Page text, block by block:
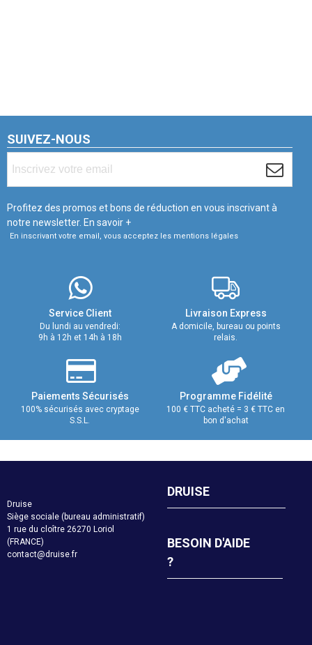
SUIVEZ-NOUS
Profitez des promos et bons de réduction en vous inscrivant à
notre newsletter. En savoir +
En inscrivant votre email, vous acceptez les mentions légales
Service Client
Du lundi au vendredi:
9h à 12h et 14h à 18h
Livraison Express
A domicile, bureau ou points
relais.
Paiements Sécurisés
100% sécurisés avec cryptage
S.S.L.
Programme Fidélité
100 € TTC acheté = 3 € TTC en
bon d'achat
Druise
Siège sociale (bureau administratif)
1 rue du cloître 26270 Loriol
(FRANCE)
contact@druise.fr
DRUISE
BESOIN D'AIDE
?